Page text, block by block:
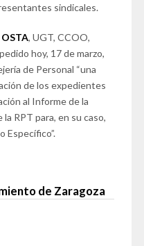
sindicales.
OSTA, UGT, CCOO,
hoy, 17 de marzo,
de Personal “una
de los expedientes
al Informe de la
RPT para, en su caso,
Específico”.
de Zaragoza